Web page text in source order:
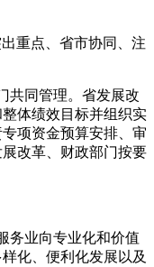
重点、省市协同、注
共同管理。省发展改
体绩效目标并组织实
项资金预算安排、审
改革、财政部门按要
务业向专业化和价值
化、便利化发展以及